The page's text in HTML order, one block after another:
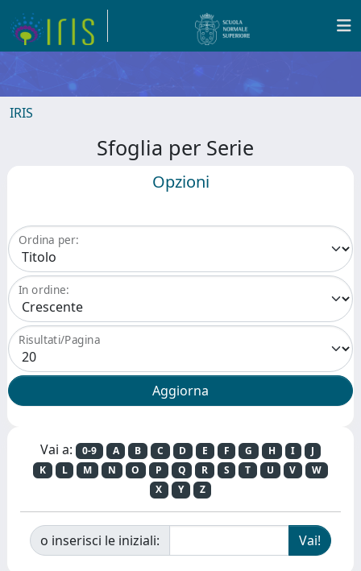
IRIS
Sfoglia per Serie
Opzioni
Ordina per:
In ordine:
Risultati/Pagina
Vai a: 0-9 A B C D E F G H I
J
K
L M N O P Q R S T U V
W
X
Y Z
o inserisci le iniziali: